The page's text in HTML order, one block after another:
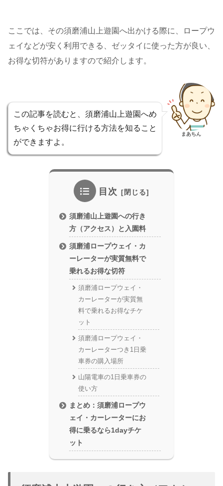
ここでは、その須磨浦山上遊園へ出かける際に、ロープウ
ェイなどが安く利用できる、ゼッタイに使った方が良い、
お得な切符がありますので紹介します。
この記事を読むと、須磨浦山上遊園へめ
ちゃくちゃお得に行ける方法を知ること
ができますよ。
まあちん
目次
須磨浦山上遊園への行き
方（アクセス）と入園料
須磨浦ロープウェイ・カ
ーレーターが実質無料で
乗れるお得な切符
須磨浦ロープウェイ・
カーレーターが実質無
料で乗れるお得なチケ
ット
須磨浦ロープウェイ・
カーレーターつき1日乗
車券の購入場所
山陽電車の1日乗車券の
使い方
まとめ：須磨浦ロープウ
ェイ・カーレーターにお
得に乗るなら1dayチケ
ット